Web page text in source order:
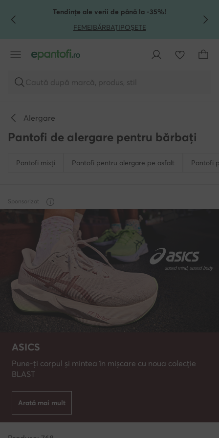
TRECI LA CONȚINUTUL PRINCIPAL
MERGI LA CĂUTARETendințe ale verii de până la -35%!
FEMEIBĂRBAȚIPOȘETE
Caută după marcă, produs, stil
Alergare
Pantofi de alergare pentru bărbați
Pantofi mixți Pantofi pentru alergare pe asfalt Pantofi
Sponsorizat
ASICS
Pune-ți corpul și mintea în mișcare cu noua colecție
BLAST
Arată mai mult